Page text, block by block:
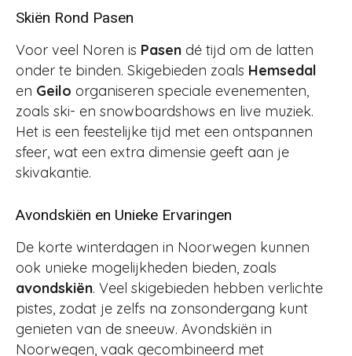
Skiën Rond Pasen
Voor veel Noren is Pasen dé tijd om de latten
onder te binden. Skigebieden zoals Hemsedal
en Geilo organiseren speciale evenementen,
zoals ski- en snowboardshows en live muziek.
Het is een feestelijke tijd met een ontspannen
sfeer, wat een extra dimensie geeft aan je
skivakantie.
Avondskiën en Unieke Ervaringen
De korte winterdagen in Noorwegen kunnen
ook unieke mogelijkheden bieden, zoals
avondskiën. Veel skigebieden hebben verlichte
pistes, zodat je zelfs na zonsondergang kunt
genieten van de sneeuw. Avondskiën in
Noorwegen, vaak gecombineerd met